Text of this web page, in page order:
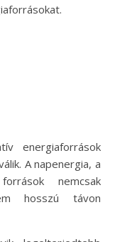
energiaforrások
A napenergia, a
nemcsak
hosszú távon